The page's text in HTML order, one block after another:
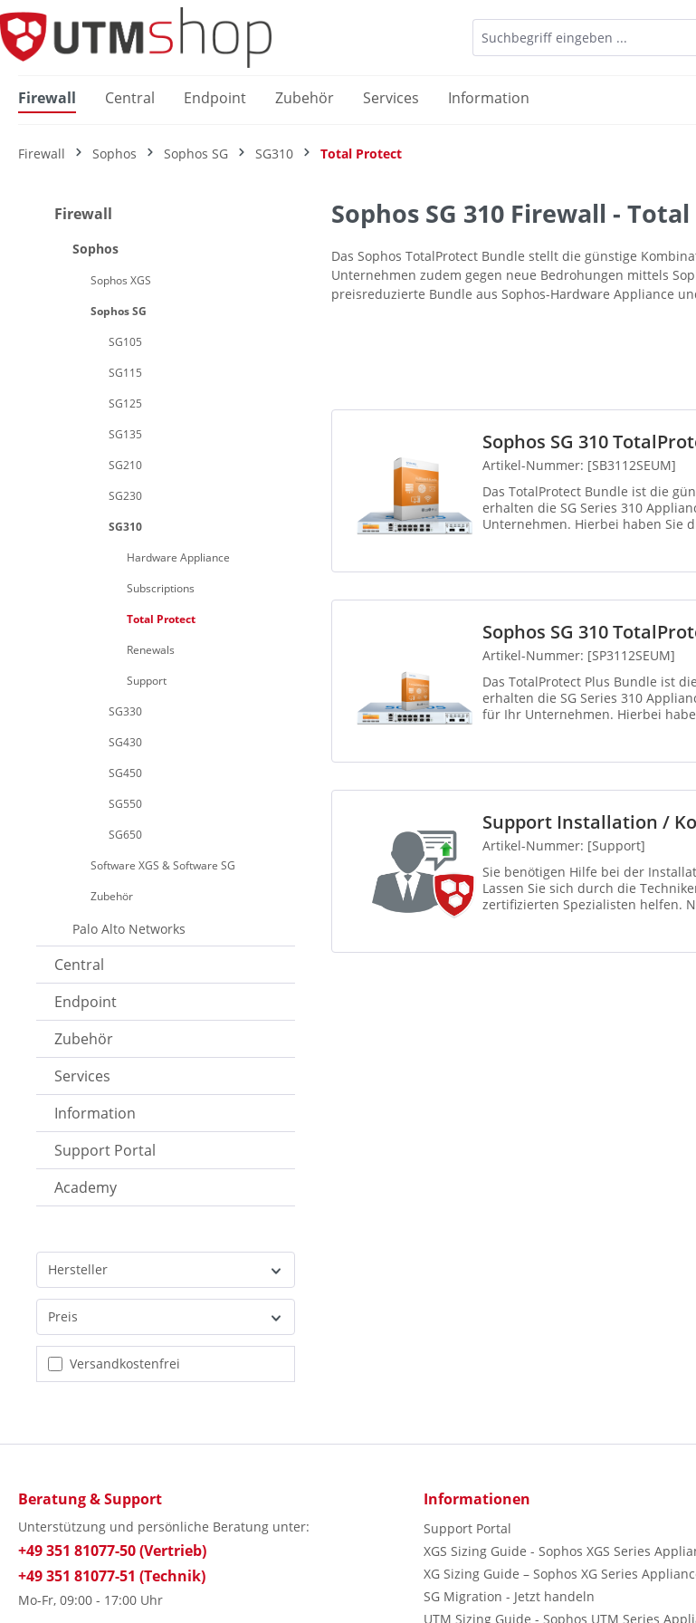
Zur Hauptnavigation springen
Firewall Central Endpoint Zubehör Services Information
Firewall Sophos Sophos SG SG310 Total Protect
Firewall
Sophos
Sophos XGS
Sophos SG
SG105
SG115
SG125
SG135
SG210
SG230
SG310
Hardware Appliance
Subscriptions
Total Protect
Renewals
Support
SG330
SG430
SG450
SG550
SG650
Software XGS & Software SG
Zubehör
Palo Alto Networks
Central
Endpoint
Zubehör
Services
Information
Support Portal
Academy
Hersteller
Preis
Filter hinzufügen: Versandkostenfrei
Versandkostenfrei
Sophos SG 310 Firewall -
Das Sophos TotalProtect Bundle stellt die günstige
Unternehmen zudem gegen neue Bedrohungen mittels
preisreduzierte Bundle aus Sophos-Hardware Appliance
Sophos SG 310
Artikel-Nummer: [SB3112SEUM]
Das TotalProtect Bundle ist die
erhalten die SG Series 310
Unternehmen. Hierbei haben Sie
Sophos SG 310
Artikel-Nummer: [SP3112SEUM]
Das TotalProtect Plus Bundle ist
erhalten die SG Series 310
für Ihr Unternehmen. Hierbei
Support Installation /
Artikel-Nummer: [Support]
Sie benötigen Hilfe bei der
Lassen Sie sich durch die
zertifizierten Spezialisten helfen.
Beratung & Support
Unterstützung und persönliche Beratung unter:
+49 351 81077-50 (Vertrieb)
+49 351 81077-51 (Technik)
Mo-Fr, 09:00 - 17:00 Uhr
Informationen
Support Portal
XGS Sizing Guide - Sophos XGS Series
XG Sizing Guide – Sophos XG Series
SG Migration - Jetzt handeln
UTM Sizing Guide - Sophos UTM Series